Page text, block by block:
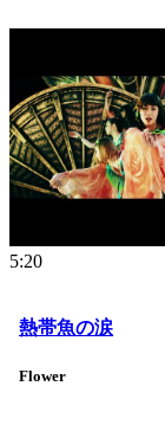
5:20
熱帯魚の涙
Flower